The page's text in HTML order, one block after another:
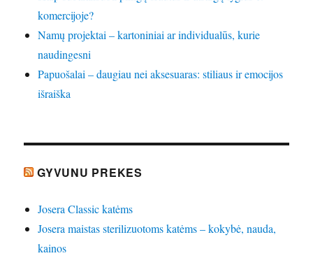
komercijoje?
Namų projektai – kartoniniai ar individualūs, kurie
naudingesni
Papuošalai – daugiau nei aksesuaras: stiliaus ir emocijos
išraiška
GYVUNU PREKES
Josera Classic katėms
Josera maistas sterilizuotoms katėms – kokybė, nauda,
kainos